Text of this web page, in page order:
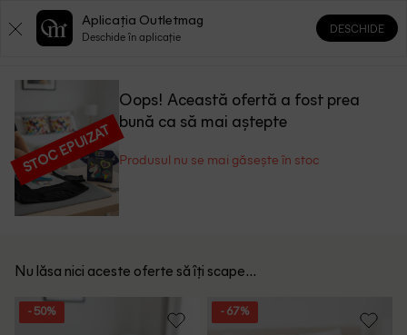
0 0
STOC EPUIZAT
Oops! Această ofertă a fost prea
bună ca să mai aștepte
Produsul nu se mai găsește în stoc
Nu lăsa nici aceste oferte să îți scape...
- 50% - 67%
Aplicația Outletmag
Deschide în aplicație
DESCHIDE